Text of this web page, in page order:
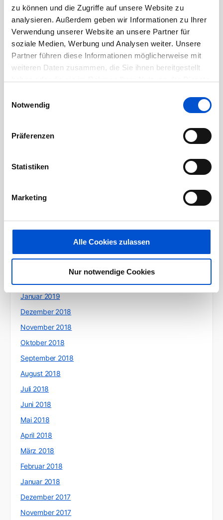
zu können und die Zugriffe auf unsere Website zu
analysieren. Außerdem geben wir Informationen zu Ihrer
Verwendung unserer Website an unsere Partner für
soziale Medien, Werbung und Analysen weiter. Unsere
Partner führen diese Informationen möglicherweise mit
weiteren Daten zusammen, die Sie ihnen bereitgestellt
Notwendig
Präferenzen
Statistiken
Marketing
Alle Cookies zulassen
Nur notwendige Cookies
Juli 2020
Juni 2020
Mai 2020
April 2020
März 2020
Januar 2020
Juli 2019
Juni 2019
Januar 2019
Dezember 2018
November 2018
Oktober 2018
September 2018
August 2018
Juli 2018
Juni 2018
Mai 2018
April 2018
März 2018
Februar 2018
Januar 2018
Dezember 2017
November 2017